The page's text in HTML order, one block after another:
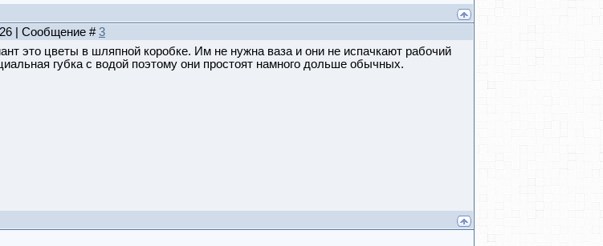
| Сообщение #3
это цветы в шляпной коробке. Им не нужна ваза и они не испачкают рабочий
губка с водой поэтому они простоят намного дольше обычных.